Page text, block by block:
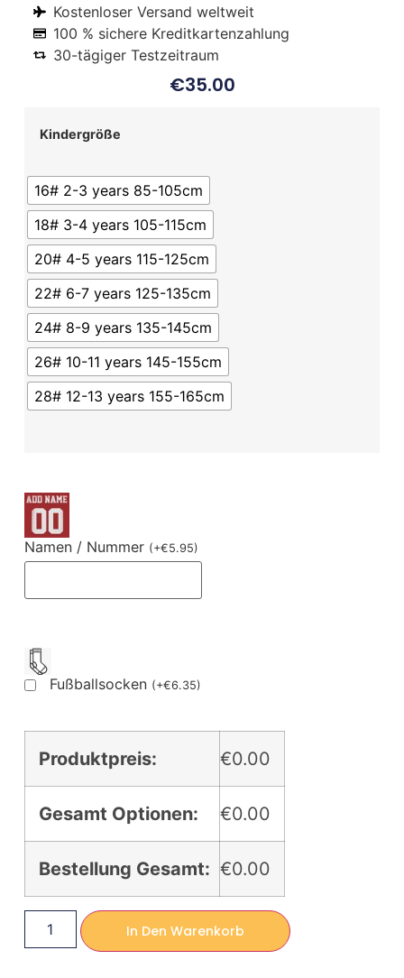
Kostenloser Versand weltweit
100 % sichere Kreditkartenzahlung
30-tägiger Testzeitraum
€35.00
Kindergröße
16# 2-3 years 85-105cm
18# 3-4 years 105-115cm
20# 4-5 years 115-125cm
22# 6-7 years 125-135cm
24# 8-9 years 135-145cm
26# 10-11 years 145-155cm
28# 12-13 years 155-165cm
Namen / Nummer (+€5.95)
Fußballsocken (+€6.35)
Produktpreis: €0.00
Gesamt Optionen: €0.00
Bestellung Gesamt: €0.00
In Den Warenkorb